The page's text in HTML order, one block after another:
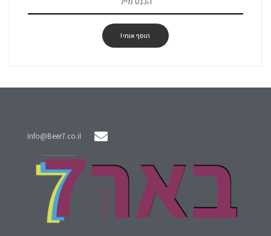
הוסף אותי!
Info@Beer7.co.il